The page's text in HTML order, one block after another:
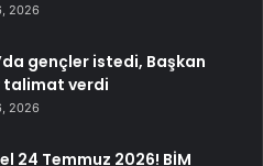
2026
gençler istedi, Başkan
talimat verdi
2026
24 Temmuz 2026! BİM